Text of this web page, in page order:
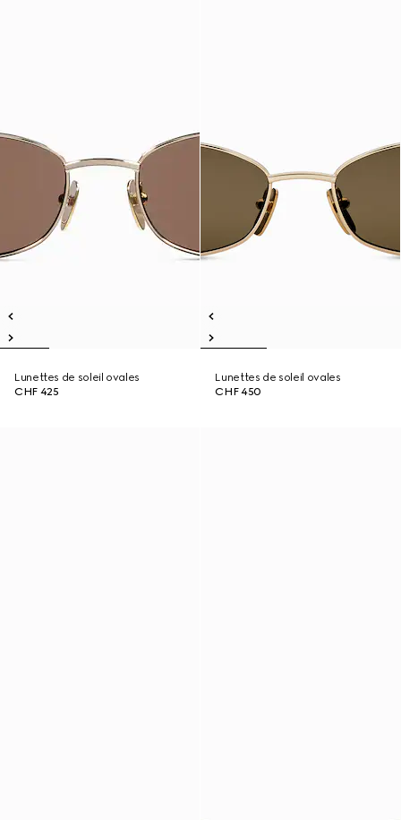
Lunettes de soleil ovales
CHF 425
Lunettes de soleil ovales
CHF 450